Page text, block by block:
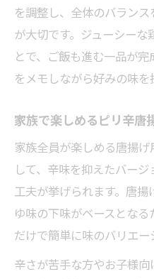
を調整し、全体のバラン
が大切です。ジューシーな
とで、ご飯も進む一品が
をメモしながら好みの味を
家族で楽しめるピリ辛唐
家族全員が楽しめる唐揚
して、辛味を抑えたバー
工夫が挙げられます。唐揚
ゆ味の下味がベースとな
だけで簡単に味のバリエー
辛さが苦手な方やお子様向